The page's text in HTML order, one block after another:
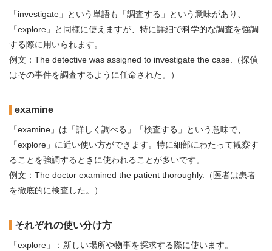
「investigate」という単語も「調査する」という意味があり、
「explore」と同様に使えますが、特に詳細で科学的な調査を強調
する際に用いられます。
例文：The detective was assigned to investigate the case.（探偵
はその事件を調査するように任命された。）
examine
「examine」は「詳しく調べる」「検査する」という意味で、
「explore」に近い使い方ができます。特に細部にわたって観察す
ることを強調するときに使われることが多いです。
例文：The doctor examined the patient thoroughly.（医者は患者
を徹底的に検査した。）
それぞれの使い分け方
「explore」：新しい場所や物事を探求する際に使います。